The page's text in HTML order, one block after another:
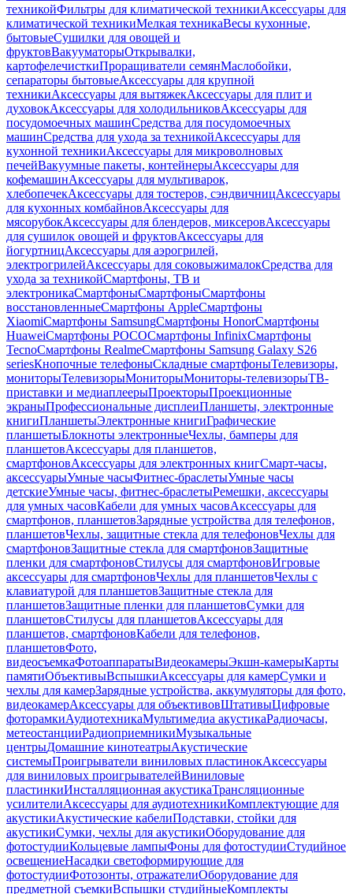
техникойФильтры для климатической техникиАксессуары для
климатической техникиМелкая техникаВесы кухонные,
бытовыеСушилки для овощей и
фруктовВакууматорыОткрывалки,
картофелечисткиПроращиватели семянМаслобойки,
сепараторы бытовыеАксессуары для крупной
техникиАксессуары для вытяжекАксессуары для плит и
духовокАксессуары для холодильниковАксессуары для
посудомоечных машинСредства для посудомоечных
машинСредства для ухода за техникойАксессуары для
кухонной техникиАксессуары для микроволновых
печейВакуумные пакеты, контейнерыАксессуары для
кофемашинАксессуары для мультиварок,
хлебопечекАксессуары для тостеров, сэндвичницАксессуары
для кухонных комбайновАксессуары для
мясорубокАксессуары для блендеров, миксеровАксессуары
для сушилок овощей и фруктовАксессуары для
йогуртницАксессуары для аэрогрилей,
электрогрилейАксессуары для соковыжималокСредства для
ухода за техникойСмартфоны, ТВ и
электроникаСмартфоныСмартфоныСмартфоны
восстановленныеСмартфоны AppleСмартфоны
XiaomiСмартфоны SamsungСмартфоны HonorСмартфоны
HuaweiСмартфоны POCOСмартфоны InfinixСмартфоны
TecnoСмартфоны RealmeСмартфоны Samsung Galaxy S26
seriesКнопочные телефоныСкладные смартфоныТелевизоры,
мониторыТелевизорыМониторыМониторы-телевизорыТВ-
приставки и медиаплеерыПроекторыПроекционные
экраныПрофессиональные дисплеиПланшеты, электронные
книгиПланшетыЭлектронные книгиГрафические
планшетыБлокноты электронныеЧехлы, бамперы для
планшетовАксессуары для планшетов,
смартфоновАксессуары для электронных книгСмарт-часы,
аксессуарыУмные часыФитнес-браслетыУмные часы
детскиеУмные часы, фитнес-браслетыРемешки, аксессуары
для умных часовКабели для умных часовАксессуары для
смартфонов, планшетовЗарядные устройства для телефонов,
планшетовЧехлы, защитные стекла для телефоновЧехлы для
смартфоновЗащитные стекла для смартфоновЗащитные
пленки для смартфоновСтилусы для смартфоновИгровые
аксессуары для смартфоновЧехлы для планшетовЧехлы с
клавиатурой для планшетовЗащитные стекла для
планшетовЗащитные пленки для планшетовСумки для
планшетовСтилусы для планшетовАксессуары для
планшетов, смартфоновКабели для телефонов,
планшетовФото,
видеосъемкаФотоаппаратыВидеокамерыЭкшн-камерыКарты
памятиОбъективыВспышкиАксессуары для камерСумки и
чехлы для камерЗарядные устройства, аккумуляторы для фото,
видеокамерАксессуары для объективовШтативыЦифровые
фоторамкиАудиотехникаМультимедиа акустикаРадиочасы,
метеостанцииРадиоприемникиМузыкальные
центрыДомашние кинотеатрыАкустические
системыПроигрыватели виниловых пластинокАксессуары
для виниловых проигрывателейВиниловые
пластинкиИнсталляционная акустикаТрансляционные
усилителиАксессуары для аудиотехникиКомплектующие для
акустикиАкустические кабелиПодставки, стойки для
акустикиСумки, чехлы для акустикиОборудование для
фотостудииКольцевые лампыФоны для фотостудииСтудийное
освещениеНасадки светоформирующие для
фотостудииФотозонты, отражателиОборудование для
предметной съемкиВспышки студийныеКомплекты